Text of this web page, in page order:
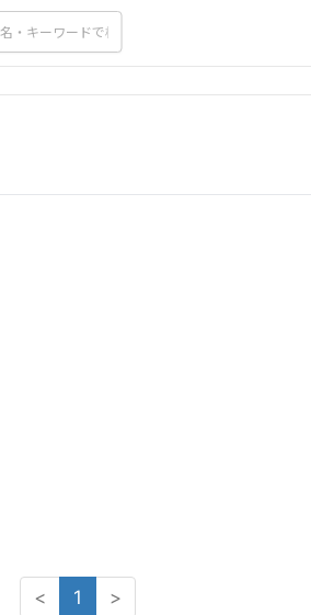
< 1 >